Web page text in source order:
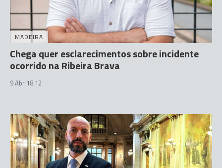
MADEIRA
Chega quer esclarecimentos sobre incidente
ocorrido na Ribeira Brava
9 Abr 18:12